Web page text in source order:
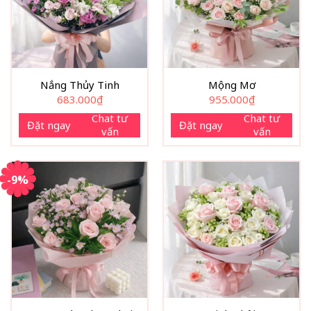
thu hút ngay từ ánh nhìn đầu tiên.
Nắng Thủy Tinh
683.000₫
Đặt ngay
Chat tư
vấn
Mộng Mơ
955.000₫
Đặt ngay
Chat tư
vấn
-9%